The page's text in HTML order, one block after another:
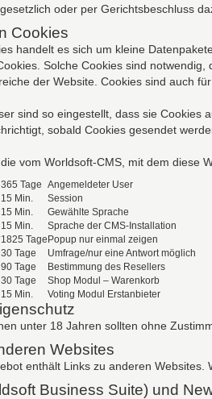
oder per Gerichtsbeschluss
Cookies
handelt es sich um kleine
Solche Cookies sind
der Website. Cookies sind auch
sind so eingestellt, dass sie Cookies
sobald Cookies gesendet
vom Worldsoft-CMS, mit dem diese
365 Tage Angemeldeter User
15 Min.
Session
15 Min.
Gewählte Sprache
15 Min.
Sprache der CMS-Installation
1825 Tage Popup nur einmal zeigen
30 Tage
Umfrage/nur eine Antwort möglich
90 Tage
Bestimmung des Resellers
30 Tage
Shop Modul – Warenkorb
15 Min. Voting Modul Erstanbieter
unter 18 Jahren sollten ohne
Websites
enthält Links zu anderen
Business Suite) und